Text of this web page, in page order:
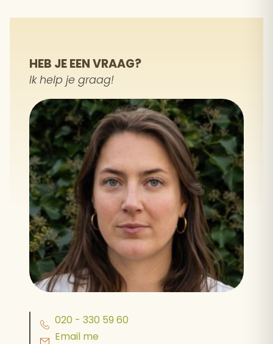
HEB JE EEN VRAAG?
Ik help je graag!
020 - 330 59 60
Email me